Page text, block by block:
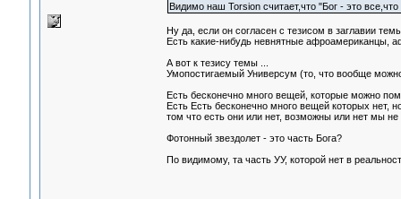
Видимо наш Torsion считает,что "Бог - это
Ну да, если он согласен с тезисом в заглавии
Есть какие-нибудь невнятные афроамериканцы,
А вот к тезису темы ...
Умопостигаемый Универсум (то, что вообще
Есть бесконечно много вещей, которые можно
Есть Есть бесконечно много вещей которых
том что есть они или нет, возможны или нет мы не
Фотонный звездолет - это часть Бога?
По видимому, та часть УУ, которой нет в